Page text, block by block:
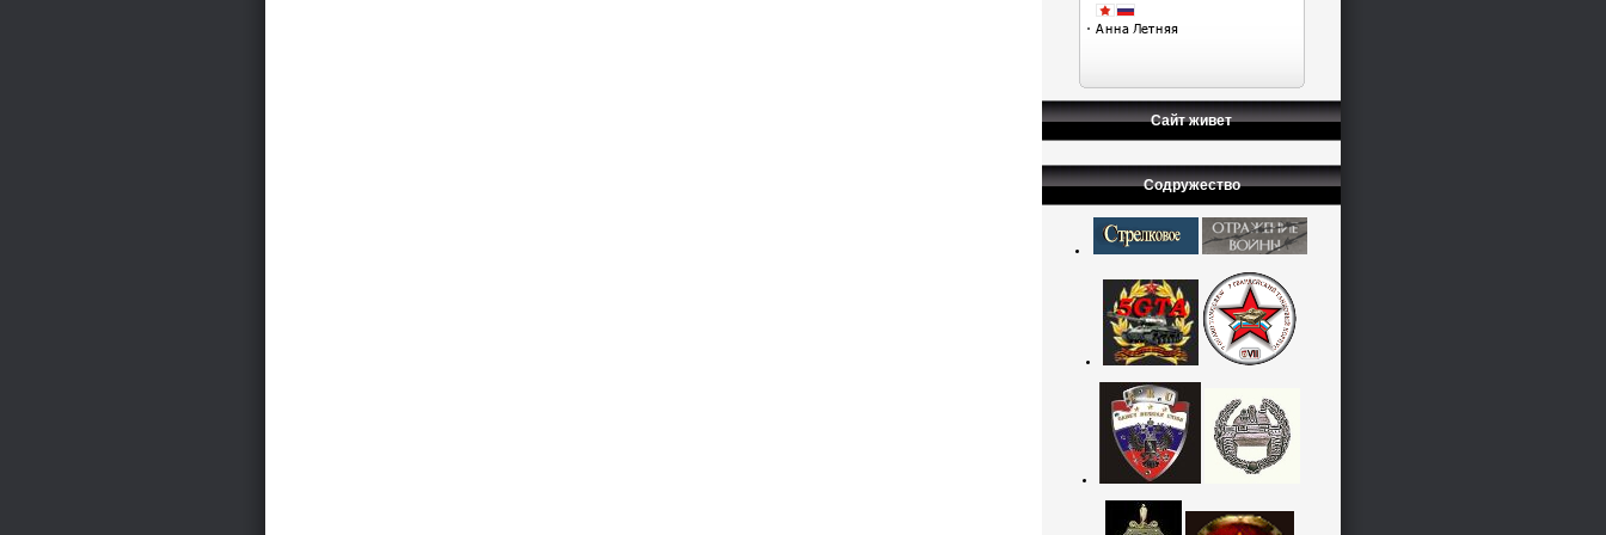
Сайт живет
Содружество